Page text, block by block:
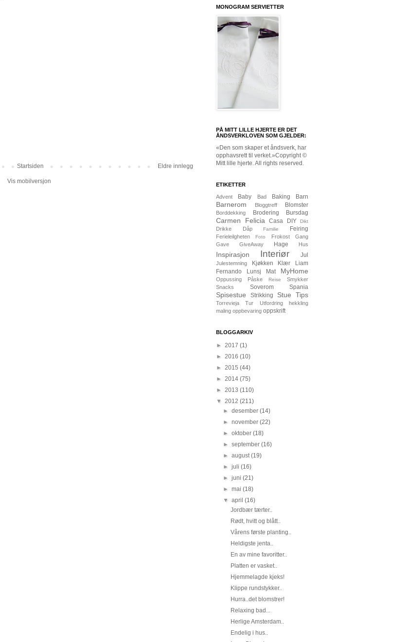
Eldre innlegg
Startsiden
Vis mobilversjon
MONOGRAM SERVIETTER
PÅ MITT LILLE HJERTE ER DET
ÅNDSVERKLOVEN SOM GJELDER:
«Den som skaper et åndsverk, har
opphavsrett til verket.»Copyright ©
Mitt lille hjerte. All rights reserved.
ETIKETTER
Advent Baby Bad Baking Barn
Barnerom Bloggtreff Blomster
Borddekking Brodering Bursdag
Carmen Felicia Casa DIY Dikt
Drikke Dåp Familie Feiring
Ferieleilgheten Foto Frokost
Gang
Gave
GiveAway Hage Hus
Inspirasjon Interiør Jul
Julestemning Kjøkken Klær
Liam
Fernando
Lunsj Mat MyHome
Oppussing Påske Reise
Smykker
Snacks
Soverom Spania
Spisestue Strikking Stue Tips
Torrevieja Tur Utfordring
hekkling
maling oppbevaring oppskrift
BLOGGARKIV
► 2017 (1)
► 2016 (10)
► 2015 (44)
► 2014 (75)
► 2013 (110)
▼ 2012 (211)
►desember(14)
►november(22)
►oktober(18)
►september(16)
►august(19)
►juli(16)
►juni(21)
►mai(18)
▼april(16)
Jordbær tærter..
Rødt, hvitt og blått..
Vårens første planting..
Heldigste jenta..
En av mine favoritter..
Platten er vasket..
Hjemmelagde kjeks!
Klippe rundstykker..
Hurra..det blomstrer!
Relaxing bad...
Herlige Amsterdam..
Endelig i hus..